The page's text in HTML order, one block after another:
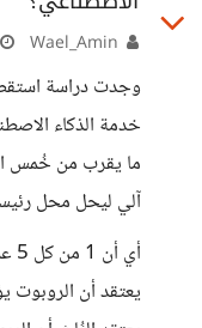
وجدت دراسة
ما يقرب من خُمس
آلي ليحل محل
يعتقد أن الروبوت